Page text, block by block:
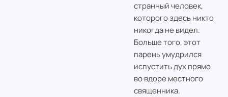
странный человек,
которого здесь никто
никогда не видел.
Больше того, этот
парень умудрился
испустить дух прямо
во вдоре местного
священника.